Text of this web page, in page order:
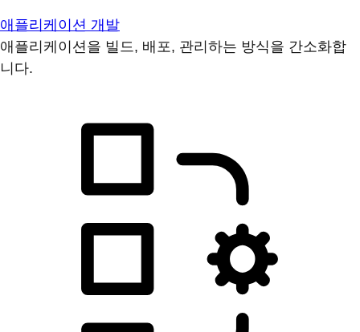
애플리케이션 개발
애플리케이션을 빌드, 배포, 관리하는 방식을 간소화합
니다.